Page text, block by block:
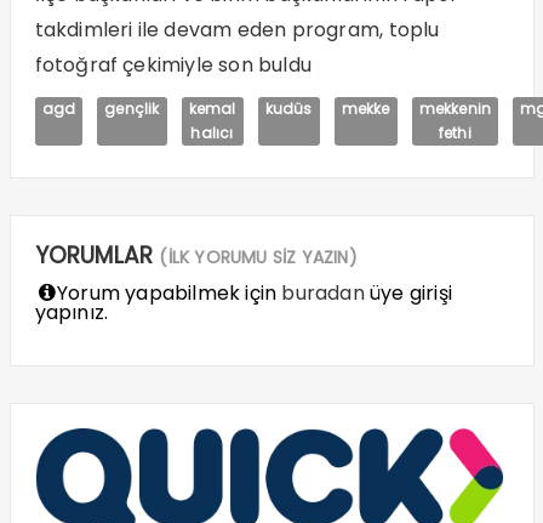
takdimleri ile devam eden program, toplu
fotoğraf çekimiyle son buldu
agd gençlik
kemal
halıcı
kudüs mekke
mekkenin
fethi
YORUMLAR (İLK YORUMU SİZ YAZIN)
Yorum yapabilmek için buradanüye girişi
yapınız.